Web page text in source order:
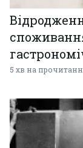
5 хв на